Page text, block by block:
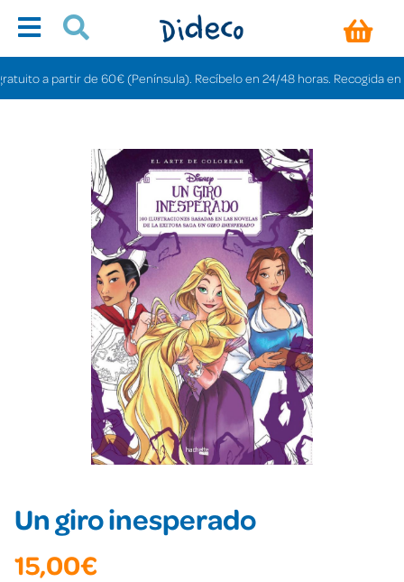
a partir de 60€ (Península). Recíbelo en 24/48 horas. Recogida en
Un giro inesperado
15,00€